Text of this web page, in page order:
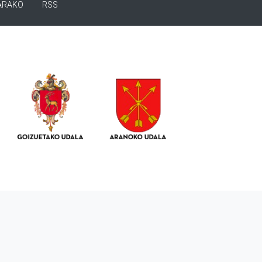
RSS